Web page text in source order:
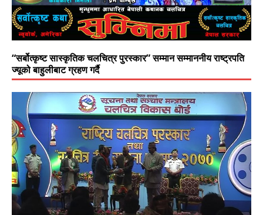
“सर्बोत्कृष्ट सास्कृतिक चलचित्र पुरस्कार” सम्मान सम्माननीय राष्ट्रपति
ज्यूको बाहुलीबाट ग्रहण गर्दै